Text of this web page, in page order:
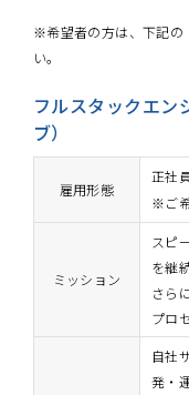
※希望者の方は、下記の
い。
フルスタックエン
ブ）
雇用形態
正社
※ご
ミッション
スピ
を継
さら
プロ
自社
発・